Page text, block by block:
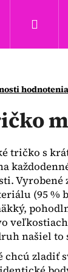
hodnotenia
tričko s
Vyrobené
(95 %
veľkostiach
našiel to
chcú zladiť